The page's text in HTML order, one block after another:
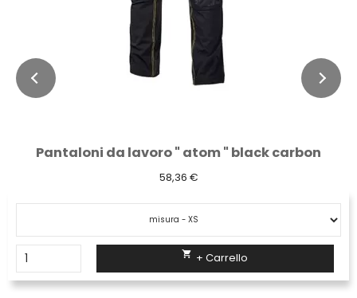
Pantaloni da lavoro " atom " black carbon
58,36 €
 + Carrello